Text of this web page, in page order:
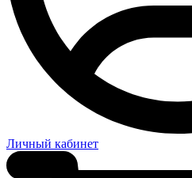
Личный кабинет